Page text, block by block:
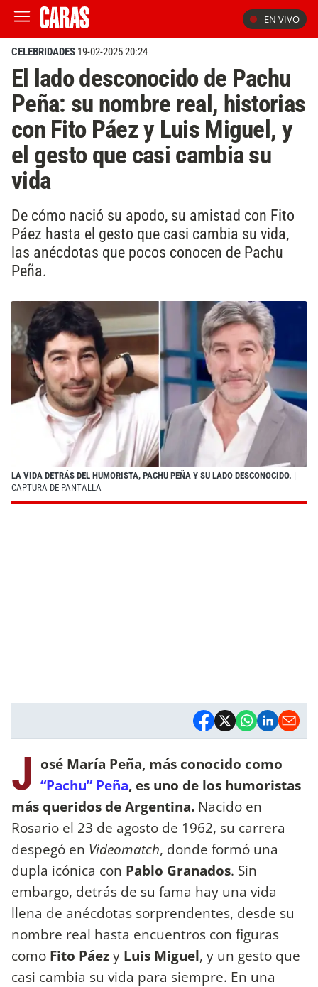
EN VIVO
CELEBRIDADES 19-02-2025 20:24
El lado desconocido de Pachu
Peña: su nombre real, historias
con Fito Páez y Luis Miguel, y
el gesto que casi cambia su
vida
De cómo nació su apodo, su amistad con Fito
Páez hasta el gesto que casi cambia su vida,
las anécdotas que pocos conocen de Pachu
Peña.
LA VIDA DETRÁS DEL HUMORISTA, PACHU PEÑA Y SU LADO DESCONOCIDO. |
CAPTURA DE PANTALLA
J osé María Peña, más conocido como
“Pachu” Peña, es uno de los humoristas
más queridos de Argentina. Nacido en
Rosario el 23 de agosto de 1962, su carrera
despegó en Videomatch, donde formó una
dupla icónica con Pablo Granados. Sin
embargo, detrás de su fama hay una vida
llena de anécdotas sorprendentes, desde su
nombre real hasta encuentros con figuras
como Fito Páezy Luis Miguel, y un gesto que
casi cambia su vida para siempre. En una